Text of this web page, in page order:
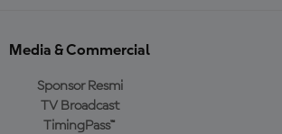
Media & Commercial
Sponsor Resmi
TV Broadcast
TimingPass™